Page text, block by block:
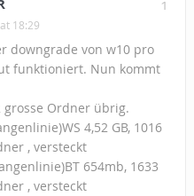
1
18:29
downgrade von w10 pro
funktioniert. Nun kommt
Ordner übrig.
4,52 GB, 1016
, versteckt
654mb, 1633
, versteckt